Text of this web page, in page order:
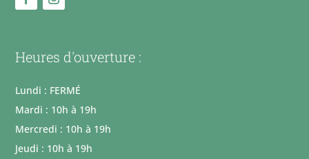
Heures d'ouverture :
Lundi : FERMÉ
Mardi : 10h à 19h
Mercredi : 10h à 19h
Jeudi : 10h à 19h